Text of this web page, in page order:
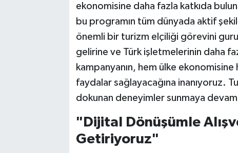
ekonomisine daha fazla katkıda
bu programın tüm dünyada aktif
önemli bir turizm elçiliği görevini
gelirine ve Türk işletmelerinin daha
kampanyanın, hem ülke
faydalar sağlayacağına inanıyoruz.
dokunan deneyimler sunmaya
"Dijital Dönüşümle
Getiriyoruz"